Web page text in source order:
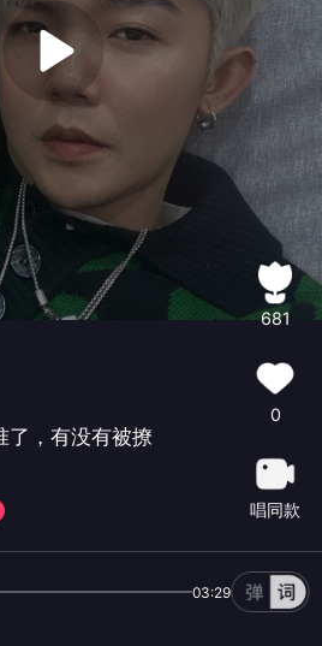
了，有没有被撩
681
0
唱同款
03:29